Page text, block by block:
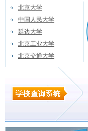
北京大学
中国人民大学
延边大学
北京工业大学
北京交通大学